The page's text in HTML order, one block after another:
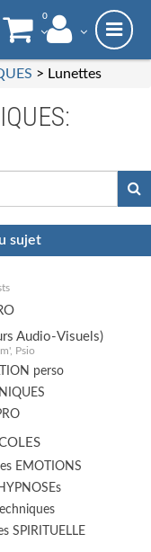
0
> Lunettes
sujet
Audio-Visuels)
Psio
perso
EMOTIONS
SPIRITUELLE